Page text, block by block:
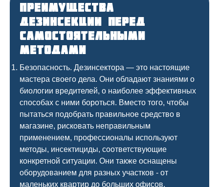
Преимущества
дезинсекции перед
самостоятельными
методами
Безопасность. Дезинсектора — это настоящие
мастера своего дела. Они обладают знаниями о
биологии вредителей, о наиболее эффективных
способах с ними бороться. Вместо того, чтобы
пытаться подобрать правильное средство в
магазине, рисковать неправильным
применением, профессионалы используют
методы, инсектициды, соответствующие
конкретной ситуации. Они также оснащены
оборудованием для разных участков - от
маленьких квартир до больших офисов.